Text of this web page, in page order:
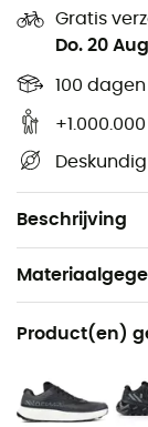
Gratis
Do. 20
100
Beschrijving
Nnormal je in
nemen voor je
voor je
Capaciteit
Aanbevolen voor
Trailrunning /
Voor
Product(en)